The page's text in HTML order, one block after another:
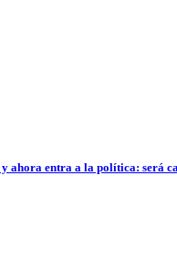
ahora entra a la política: será